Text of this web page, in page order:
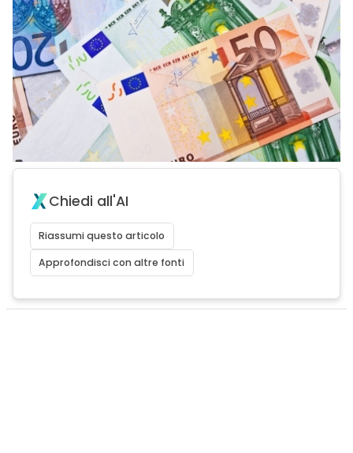
Chiedi all'AI
Riassumi questo articolo
Approfondisci con altre fonti